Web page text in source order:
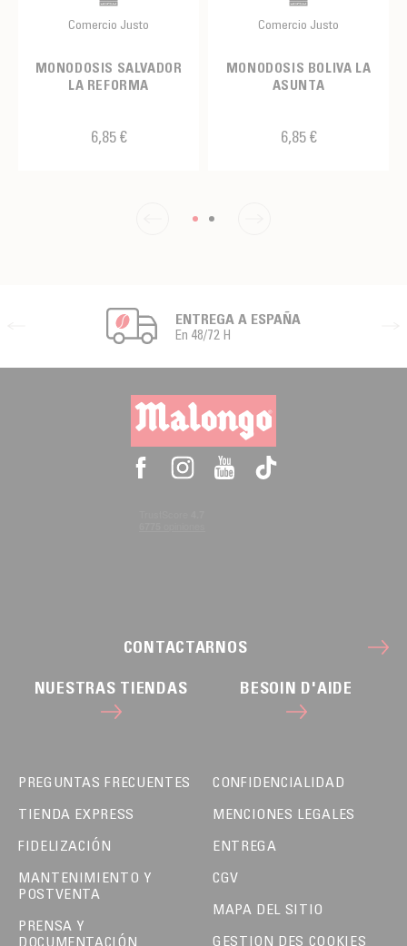
Comercio Justo
MONODOSIS SALVADOR
LA REFORMA
6,85 €
Comercio Justo
MONODOSIS BOLIVA LA
ASUNTA
6,85 €
ENTREGA A ESPAÑA
En 48/72 H
CONTACTARNOS
NUESTRAS TIENDAS BESOIN D'AIDE
PREGUNTAS FRECUENTES
TIENDA EXPRESS
FIDELIZACIÓN
MANTENIMIENTO Y
POSTVENTA
PRENSA Y
DOCUMENTACIÓN
CONFIDENCIALIDAD
MENCIONES LEGALES
ENTREGA
CGV
MAPA DEL SITIO
GESTION DES COOKIES